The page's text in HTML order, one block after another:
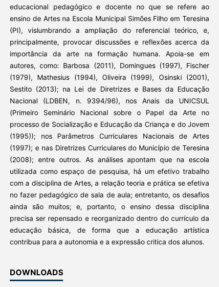
educacional pedagógico e docente no que se refere ao
ensino de Artes na Escola Municipal Simões Filho em Teresina
(PI), vislumbrando a ampliação do referencial teórico, e,
principalmente, provocar discussões e reflexões acerca da
importância da arte na formação humana. Apoia-se em
autores, como: Barbosa (2011), Domingues (1997), Fischer
(1979), Mathesius (1994), Oliveira (1999), Osinski (2001),
Sestito (2013); na Lei de Diretrizes e Bases da Educação
Nacional (LDBEN, n. 9394/96), nos Anais da UNICSUL
(Primeiro Seminário Nacional sobre o Papel da Arte no
processo de Socialização e Educação da Criança e do Jovem
(1995)); nos Parâmetros Curriculares Nacionais de Artes
(1997); e nas Diretrizes Curriculares do Município de Teresina
(2008); entre outros. As análises apontam que na escola
utilizada como espaço de pesquisa, há um efetivo trabalho
com a disciplina de Artes, a relação teoria e prática se efetiva
no fazer pedagógico de sala de aula; entretanto, os desafios
ainda são muitos; e, portanto, o ensino dessa disciplina
precisa ser repensado e reorganizado dentro do currículo da
educação básica, de forma que a educação artística
contribua para a autonomia e a expressão critica dos alunos.
DOWNLOADS